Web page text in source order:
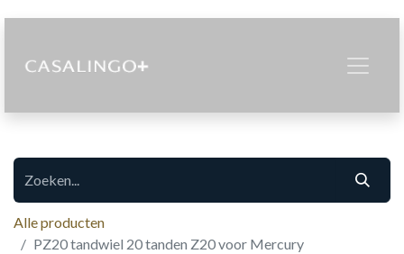
Alle producten
PZ20 tandwiel 20 tanden Z20 voor Mercury